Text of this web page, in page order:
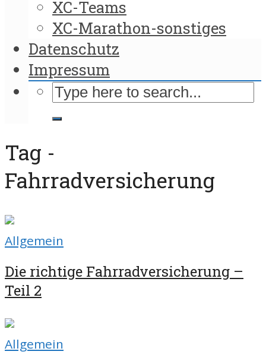
XC-Teams
XC-Marathon-sonstiges
Datenschutz
Impressum
Tag -
Fahrradversicherung
Allgemein
Die richtige Fahrradversicherung –
Teil 2
Allgemein